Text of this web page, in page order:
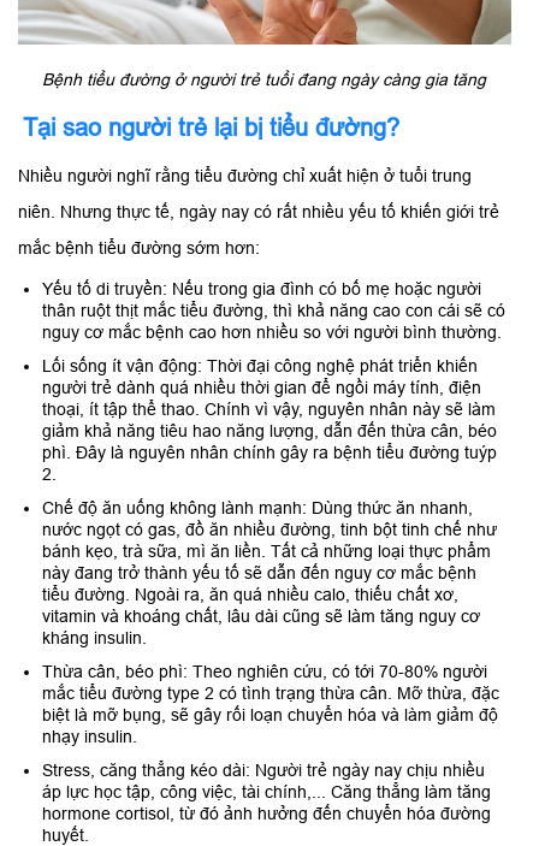
Bệnh tiểu đường ở người trẻ tuổi đang ngày càng gia tăng
Tại sao người trẻ lại bị tiểu đường?
Nhiều người nghĩ rằng tiểu đường chỉ xuất hiện ở tuổi trung
niên. Nhưng thực tế, ngày nay có rất nhiều yếu tố khiến giới trẻ
mắc bệnh tiểu đường sớm hơn:
Yếu tố di truyền: Nếu trong gia đình có bố mẹ hoặc người
thân ruột thịt mắc tiểu đường, thì khả năng cao con cái sẽ có
nguy cơ mắc bệnh cao hơn nhiều so với người bình thường.
Lối sống ít vận động: Thời đại công nghệ phát triển khiến
người trẻ dành quá nhiều thời gian để ngồi máy tính, điện
thoại, ít tập thể thao. Chính vì vậy, nguyên nhân này sẽ làm
giảm khả năng tiêu hao năng lượng, dẫn đến thừa cân, béo
phì. Đây là nguyên nhân chính gây ra bệnh tiểu đường tuýp
2.
Chế độ ăn uống không lành mạnh: Dùng thức ăn nhanh,
nước ngọt có gas, đồ ăn nhiều đường, tinh bột tinh chế như
bánh kẹo, trà sữa, mì ăn liền. Tất cả những loại thực phẩm
này đang trở thành yếu tố sẽ dẫn đến nguy cơ mắc bệnh
tiểu đường. Ngoài ra, ăn quá nhiều calo, thiếu chất xơ,
vitamin và khoáng chất, lâu dài cũng sẽ làm tăng nguy cơ
kháng insulin.
Thừa cân, béo phì: Theo nghiên cứu, có tới 70-80% người
mắc tiểu đường type 2 có tình trạng thừa cân. Mỡ thừa, đặc
biệt là mỡ bụng, sẽ gây rối loạn chuyển hóa và làm giảm độ
nhạy insulin.
Stress, căng thẳng kéo dài: Người trẻ ngày nay chịu nhiều
áp lực học tập, công việc, tài chính,... Căng thẳng làm tăng
hormone cortisol, từ đó ảnh hưởng đến chuyển hóa đường
huyết.